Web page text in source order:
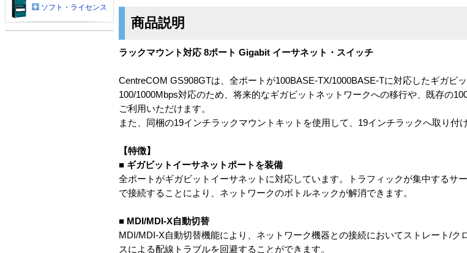
商品説明
ラックマウント対応 8ポート Gigabit イーサネット・スイッチ
CentreCOM GS908GTは、全ポートが100BASE-TX/1000BASE-Tに対応したギガビ
100/1000Mbps対応のため、将来的なギガビットネットワークへの移行や、既存の
ご利用いただけます。
また、同梱の19インチラックマウントキットを使用して、19インチラックへ取り付
【特徴】
■ ギガビットイーサネットポートを装備
全ポートがギガビットイーサネットに対応しています。トラフィックが集中するサ
で接続することにより、ネットワークのボトルネックが解消できます。
■ MDI/MDI-X自動切替
MDI/MDI-X自動切替機能により、ネットワーク機器との接続においてストレート/ク
スによる配線トラブルを回避することができます。
ソフト・ライセンス